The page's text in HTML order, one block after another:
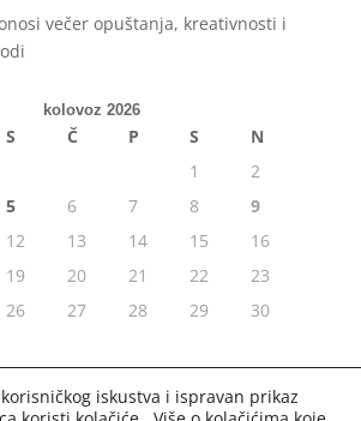
večer opuštanja, kreativnosti i
kolovoz 2026
S Č P S
N
1
2
5 6 7 8
9
12 13 14 15
16
19 20 21 22
23
26 27 28 29
30
iskustva i ispravan prikaz